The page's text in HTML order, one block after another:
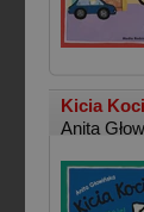
Kicia
Anita